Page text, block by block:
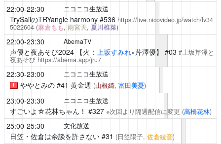
22:00-22:30 ニコニコ生放送
TrySailのTRYangle harmony#536 https://live.nicovideo.jp/watch/lv34
5022604 (麻倉もも, 雨宮天, 夏川椎菜)
22:00-23:30 AbemaTV
声優と夜あそび2024【火： 上坂すみれ×芹澤優】 #03 #上坂芹澤と
夜あそび https://abema.app/jru7
22:30-23:00 ニコニコ生放送
！ ややとみの#41 黄金週 (山根綺, 富田美憂)
23:00-23:30 ニコニコ生放送
すごいよ☆花林ちゃん！ #327 ※次回より隔週配信に変更 (高橋花林)
25:00-25:30 文化放送
日笠・佐倉は余談を許さない#31 (日笠陽子, 佐倉綾音)